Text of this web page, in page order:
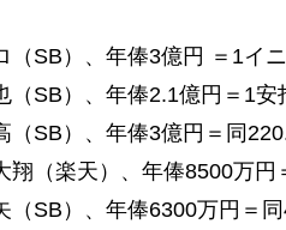
（SB）、年俸3億円 ＝1イ
（SB）、年俸2.1億円＝1
（SB）、年俸3億円＝同
翔（楽天）、年俸8500万円
（SB）、年俸6300万円＝